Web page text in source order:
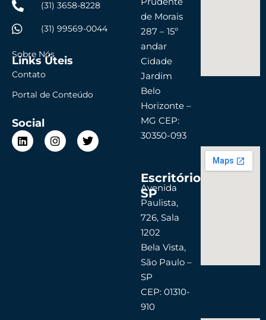
(31) 3658-8228
(31) 99569-0044
Links Úteis
Sobre Nós
Contato
Portal de Conteúdo
Social
L
i
I
n
T
w
de Morais
287 – 15º
andar
Cidade
Jardim
Belo
Horizonte –
MG CEP:
30350-093
Escritório
SP
Avenida
Paulista,
726, Sala
1202
Bela Vista,
São Paulo –
SP
CEP: 01310-
910